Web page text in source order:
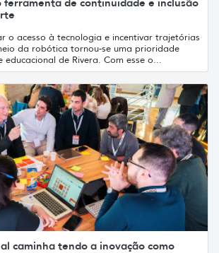
o acesso à tecnologia e incentivar trajetórias
da robótica tornou-se uma prioridade
educacional de Rivera. Com esse o...
caminha tendo a inovação como